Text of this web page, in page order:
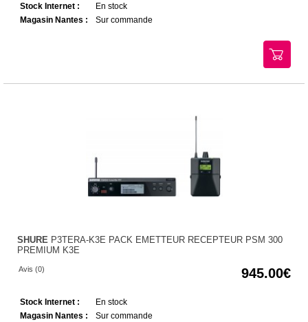
Stock Internet :
En stock
Magasin Nantes :
Sur commande
SHURE P3TERA-K3E PACK EMETTEUR RECEPTEUR PSM 300
PREMIUM K3E
Avis (0) 945.00
Stock Internet :
En stock
Magasin Nantes :
Sur commande